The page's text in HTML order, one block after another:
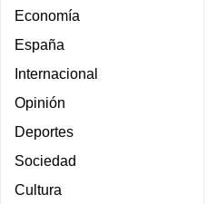
Economía
España
Internacional
Opinión
Deportes
Sociedad
Cultura